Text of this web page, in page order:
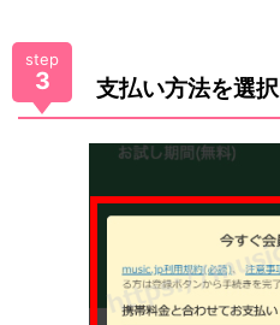
step
3 支払い方法を選択